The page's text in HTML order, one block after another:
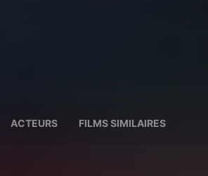
ACTEURS FILMS SIMILAIRES